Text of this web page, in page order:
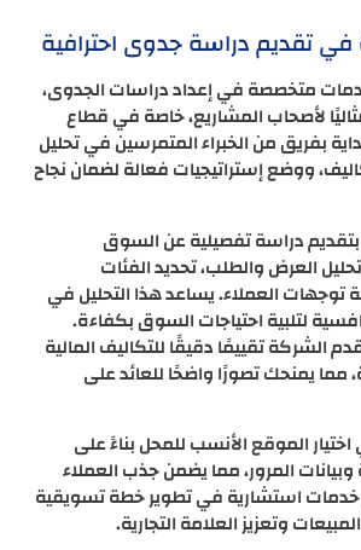
تقديم دراسة جدوى احترافية
متخصصة في إعداد دراسات الجدوى،
لأصحاب المشاريع، خاصة في قطاع
بفريق من الخبراء المتمرسين في تحليل
ووضع إستراتيجيات فعالة لضمان نجاح
دراسة تفصيلية عن السوق
العرض والطلب، تحديد الفئات
العملاء. يساعد هذا التحليل في
لتلبية احتياجات السوق بكفاءة.
الشركة تقييمًا دقيقًا للتكاليف المالية
مما يمنحك تصورًا واضحًا للعائد على
الموقع الأنسب للمحل بناءً على
المرور، مما يضمن جذب العملاء
استشارية في تطوير خطة تسويقية
وتعزيز العلامة التجارية.